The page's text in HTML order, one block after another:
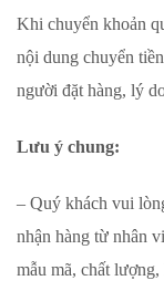
Khi chuyển khoản
nội dung chuyển
người đặt hàng, lý
Lưu ý chung:
– Quý khách vui
nhận hàng từ nhân
mẫu mã, chất